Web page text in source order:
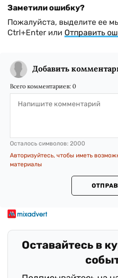
Заметили ошибку?
Пожалуйста, выделите ее
Ctrl+Enter или Отправить
Добавить
Всего комментариев: 0
Осталось символов: 2000
Авторизуйтесь, чтобы иметь
материалы
Оставайтесь в